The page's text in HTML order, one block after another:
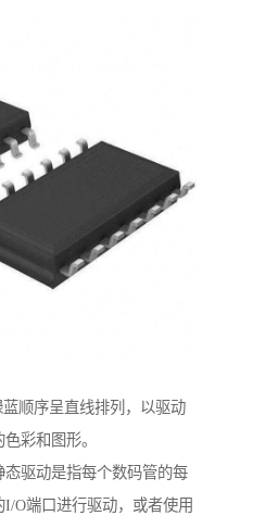
顺序呈直线排列，以驱动
彩和图形。
驱动是指每个数码管的每
O端口进行驱动，或者使用